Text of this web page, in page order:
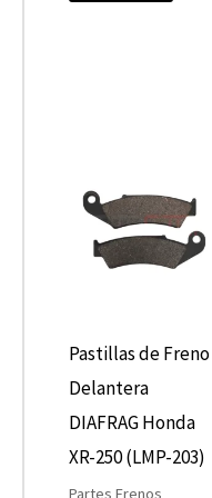
Pastillas de Freno
Delantera
DIAFRAG Honda
XR-250 (LMP-203)
Partes Frenos